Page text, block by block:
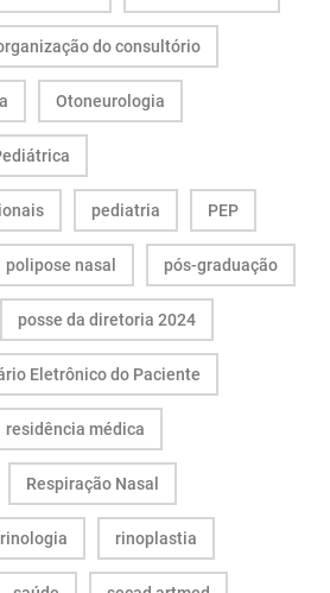
do consultório
Otoneurologia
pediatria PEP
polipose nasal pós-graduação
posse da diretoria 2024
Eletrônico do Paciente
residência médica
Respiração Nasal
rinologia rinoplastia